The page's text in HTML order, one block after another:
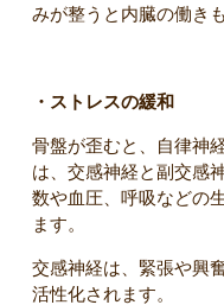
みが整うと内臓の働き
・ストレスの緩和
骨盤が歪むと、自律神
は、交感神経と副交感
数や血圧、呼吸などの
ます。
交感神経は、緊張や興
活性化されます。